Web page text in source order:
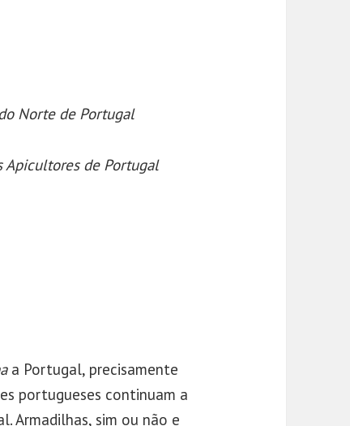
Norte de Portugal
Apicultores de Portugal
a Portugal, precisamente
portugueses continuam a
Armadilhas, sim ou não e